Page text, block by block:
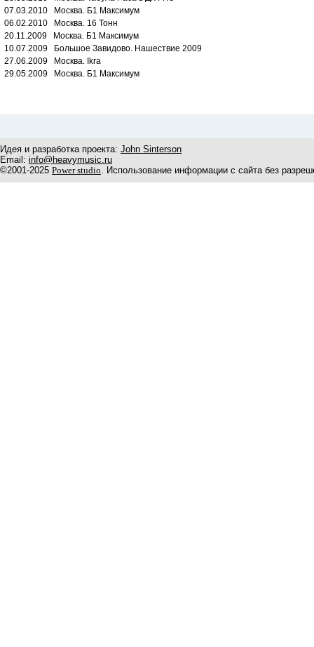
07.03.2010 Москва. Б1 Максимум
06.02.2010 Москва. 16 Тонн
20.11.2009 Москва. Б1 Максимум
10.07.2009 Большое Завидово. Нашествие 2009
27.06.2009 Москва. Ikra
29.05.2009 Москва. Б1 Максимум
Идея и разработка проекта: John Sinterson
Email: info@heavymusic.ru
©2001-2025 Power studio. Использование информации с сайта без